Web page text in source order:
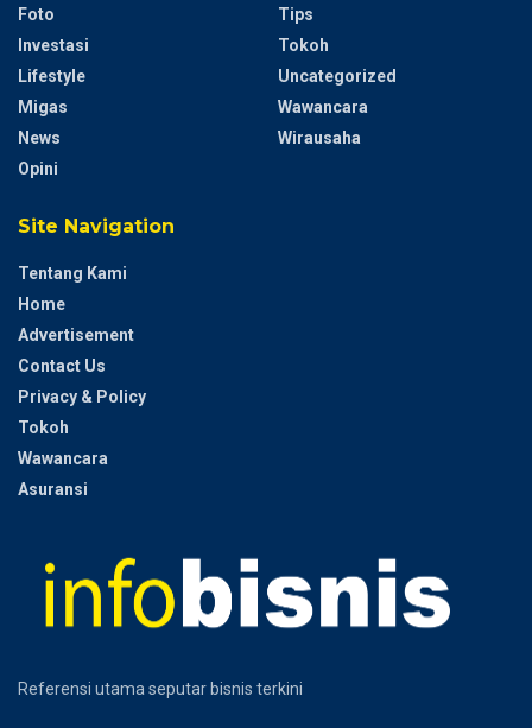
Foto
Investasi
Lifestyle
Migas
News
Opini
Tips
Tokoh
Uncategorized
Wawancara
Wirausaha
Site Navigation
Tentang Kami
Home
Advertisement
Contact Us
Privacy & Policy
Tokoh
Wawancara
Asuransi
Referensi utama seputar bisnis terkini